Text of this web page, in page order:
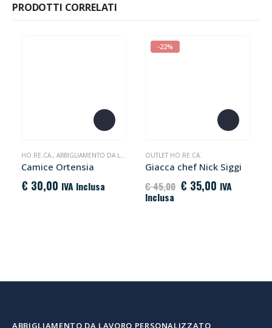
PRODOTTI CORRELATI
Questo prodotto ha più varianti. Le opzioni possono essere scelte nella pagina del prodotto
HO.RE.CA., ABBIGLIAMENTO DA LAVORO
Camice Ortensia
€ 30,00 IVA Inclusa
-22%
Questo prodotto ha più varianti. Le opzioni possono essere scelte nella pagina del prodotto
OUTLET HO.RE.CA.
Giacca chef Nick Siggi
€45,00 Il
prezzo
€ 35,00 Il
prezzo
IVA
Inclusa
ABBIGLIAMENTO DA LAVORO PERSONALIZZATO